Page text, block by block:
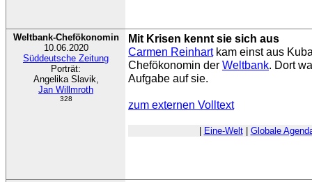
Weltbank-Chefökonomin
10.06.2020
Süddeutsche Zeitung
Porträt:
Angelika Slavik,
Jan Willmroth
328
Mit Krisen kennt sie sich aus
Carmen Reinhartkam einst aus
Chefökonomin der Weltbank. Dort
Aufgabe auf sie.
zum externen Volltext
Eine-Welt| Globale